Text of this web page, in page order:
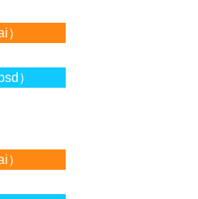
）
）
）